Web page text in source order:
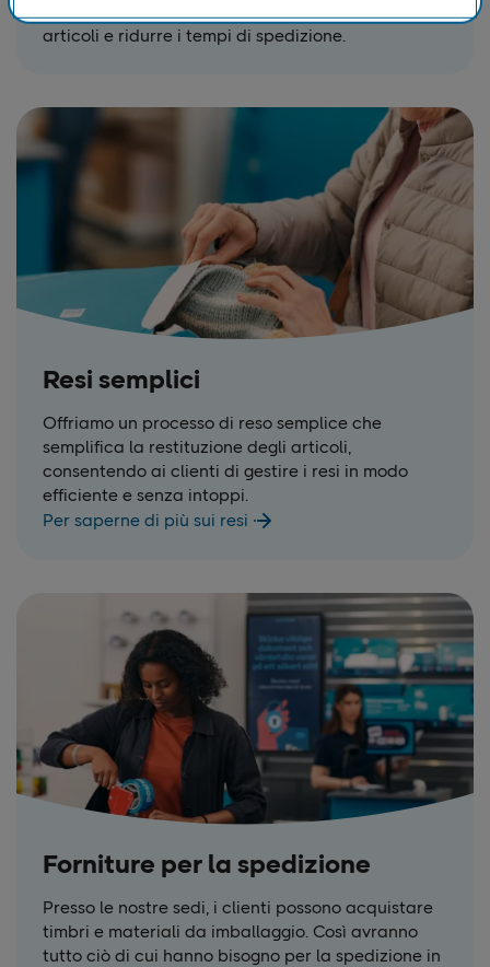
Così possono accedere rapidamente ai loro
articoli e ridurre i tempi di spedizione.
Resi semplici
Offriamo un processo di reso semplice che
semplifica la restituzione degli articoli,
consentendo ai clienti di gestire i resi in modo
efficiente e senza intoppi.
Per saperne di più sui resi
Forniture per la spedizione
Presso le nostre sedi, i clienti possono acquistare
timbri e materiali da imballaggio. Così avranno
tutto ciò di cui hanno bisogno per la spedizione in